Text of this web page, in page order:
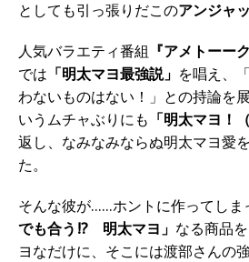
としても引っ張りだこのアンジャ
人気バラエティ番組 『アメトーーク
では 「明太マヨ最強説」 を唱え、
わないものはない！」との持論を
いうムチャぶりにも 「明太マヨ！
返し、なみなみならぬ明太マヨ愛
た。
そんな彼が……ホントに作ってし
でも合う!? 明太マヨ」 なる商品
ヨなだけに、そこには渡部さんの